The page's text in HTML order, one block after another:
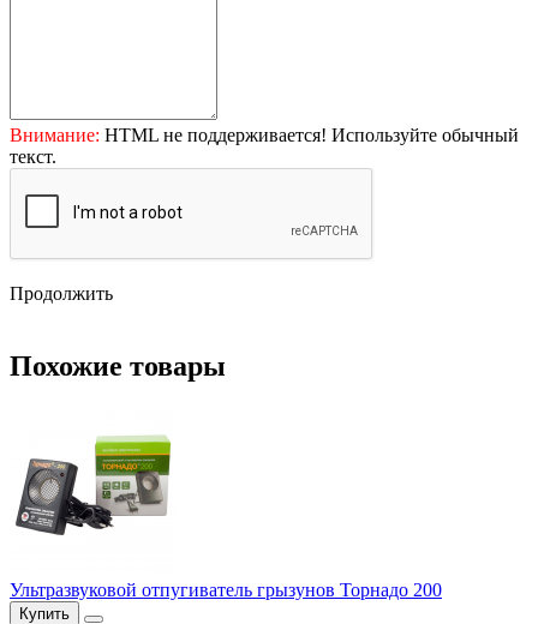
Внимание: HTML не поддерживается! Используйте обычный
текст.
Продолжить
Похожие товары
Ультразвуковой отпугиватель грызунов Торнадо 200
Купить